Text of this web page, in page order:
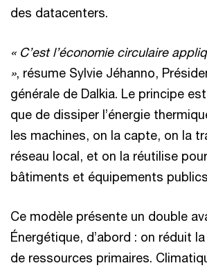
des datacenters.
« C’est l’économie circulaire
», résume Sylvie Jéhanno,
générale de Dalkia. Le principe
que de dissiper l’énergie
les machines, on la capte, on la
réseau local, et on la réutilise
bâtiments et équipements
Ce modèle présente un double
Énergétique, d’abord : on réduit
de ressources primaires.